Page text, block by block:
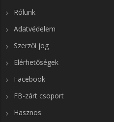
Rólunk
Adatvédelem
Szerzői jog
Elérhetőségek
Facebook
FB-zárt csoport
Hasznos